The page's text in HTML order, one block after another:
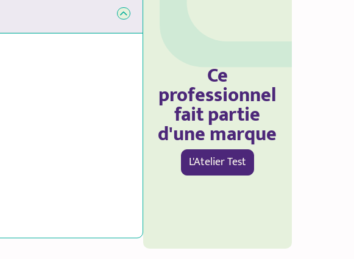
Ce
professionnel
fait partie
d'une marque
L'Atelier Test